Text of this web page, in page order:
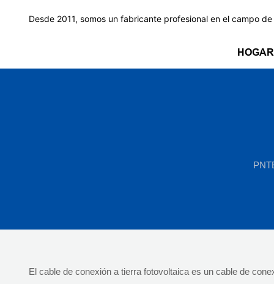
Desde 2011, somos un fabricante profesional en el campo
HOGAR
El cable de conexión a tierra fotovoltaica es un cable de